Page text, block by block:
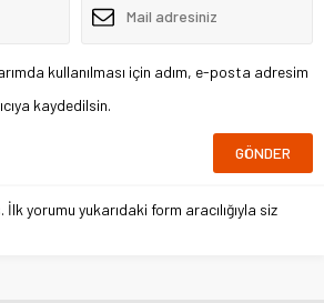
kullanılması için adım, e-posta adresim
kaydedilsin.
İlk yorumu yukarıdaki form aracılığıyla siz